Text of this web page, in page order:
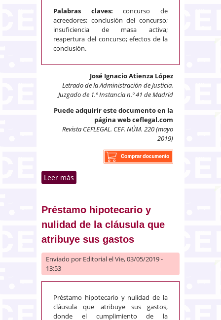
Palabras claves: concurso de
acreedores; conclusión del concurso;
insuficiencia de masa activa;
reapertura del concurso; efectos de la
conclusión.
José Ignacio Atienza López
Letrado de la Administración de Justicia.
Juzgado de 1.ª Instancia n.º 41 de Madrid
Puede adquirir este documento en la
página web ceflegal.com
Revista CEFLEGAL. CEF. NÚM. 220 (mayo
2019)
Leer más
acreedores
Préstamo hipotecario y
nulidad de la cláusula que
atribuye sus gastos
Enviado por Editorialel Vie, 03/05/2019 -
13:53
Préstamo hipotecario y nulidad de la
cláusula que atribuye sus gastos,
donde el cumplimiento de la